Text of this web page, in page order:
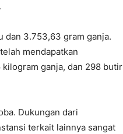
dan 3.753,63 gram ganja.
mendapatkan
ganja, dan 298 butir
Dukungan dari
terkait lainnya sangat